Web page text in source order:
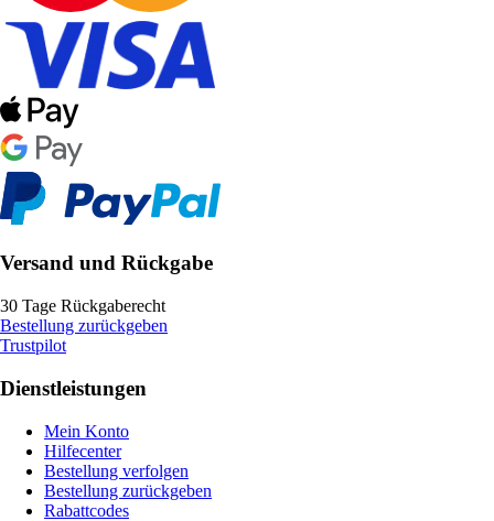
Versand und Rückgabe
30 Tage Rückgaberecht
Bestellung zurückgeben
Trustpilot
Dienstleistungen
Mein Konto
Hilfecenter
Bestellung verfolgen
Bestellung zurückgeben
Rabattcodes